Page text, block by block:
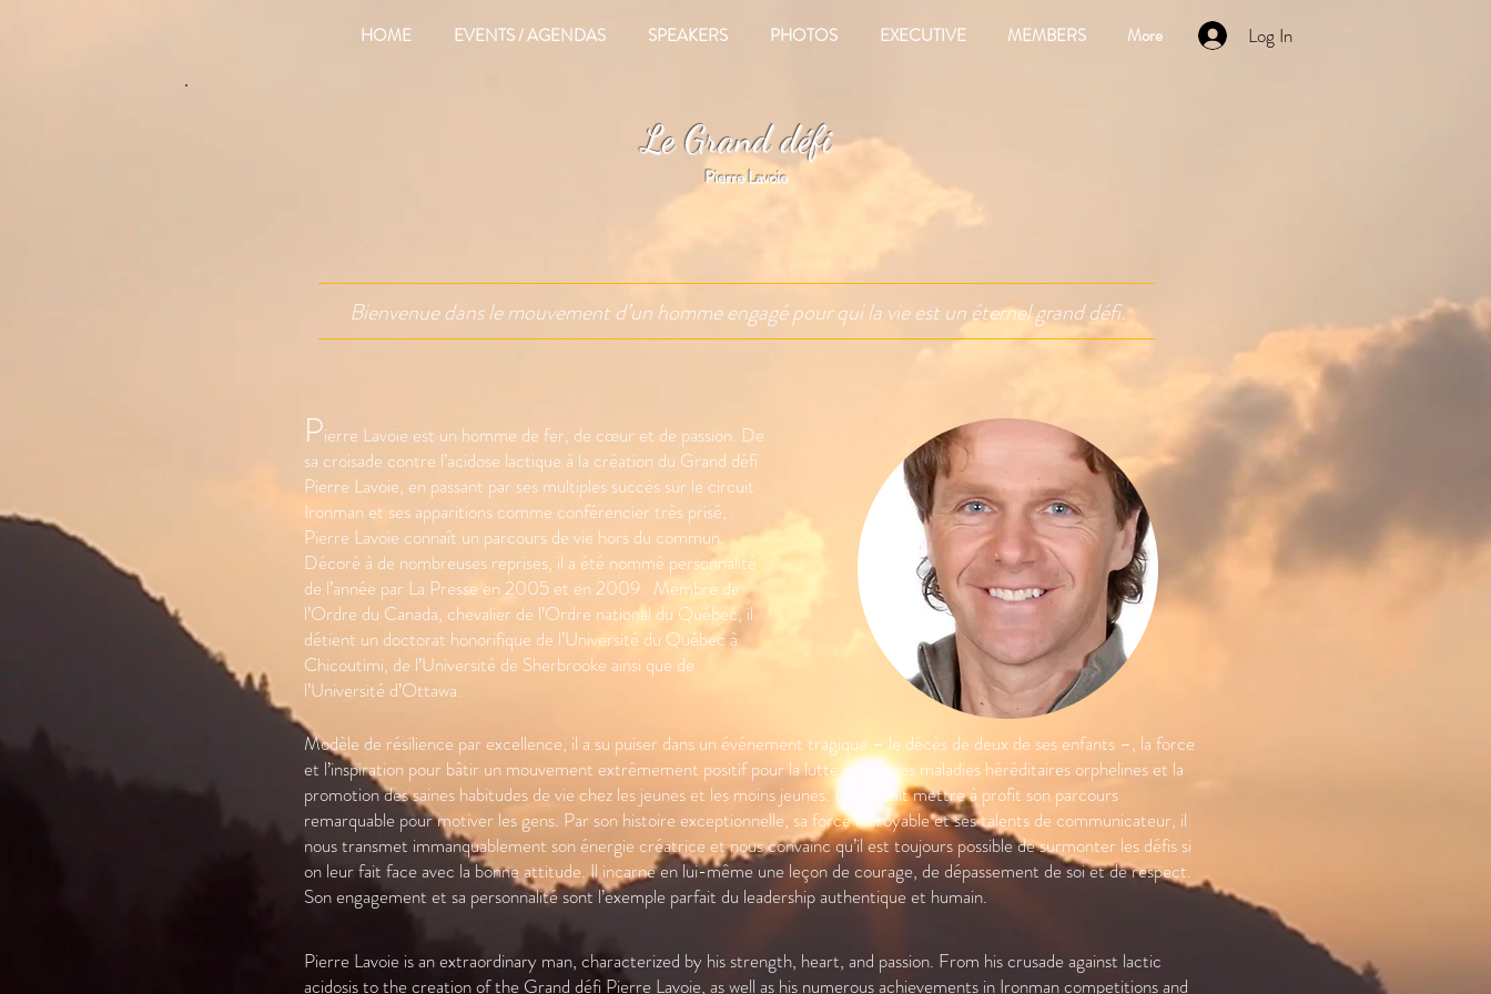
HOME EVENTS / AGENDAS SPEAKERS PHOTOS EXECUTIVE MEMBERS More Log In
Le Grand défi
Pierre Lavoie
Bienvenue dans le mouvement d’un homme engagé pour qui la vie est un éternel grand défi.
Pierre Lavoie est un homme de fer, de cœur et de passion. De
sa croisade contre l’acidose lactique à la création du Grand défi
Pierre Lavoie, en passant par ses multiples succès sur le circuit
Ironman et ses apparitions comme conférencier très prisé,
Pierre Lavoie connaît un parcours de vie hors du commun.
Décoré à de nombreuses reprises, il a été nommé personnalité
de l’année par La Presse en 2005 et en 2009. Membre de
l’Ordre du Canada, chevalier de l’Ordre national du Québec, il
détient un doctorat honorifique de l’Université du Québec à
Chicoutimi, de l’Université de Sherbrooke ainsi que de
l’Université d’Ottawa.
Modèle de résilience par excellence, il a su puiser dans un événement tragique – le décès de deux de ses enfants –, la force
et l’inspiration pour bâtir un mouvement extrêmement positif pour la lutte contre les maladies héréditaires orphelines et la
promotion des saines habitudes de vie chez les jeunes et les moins jeunes. Pierre sait mettre à profit son parcours
remarquable pour motiver les gens. Par son histoire exceptionnelle, sa force incroyable et ses talents de communicateur, il
nous transmet immanquablement son énergie créatrice et nous convainc qu’il est toujours possible de surmonter les défis si
on leur fait face avec la bonne attitude. Il incarne en lui-même une leçon de courage, de dépassement de soi et de respect.
Son engagement et sa personnalité sont l’exemple parfait du leadership authentique et humain.
Pierre Lavoie is an extraordinary man, characterized by his strength, heart, and passion. From his crusade against lactic
acidosis to the creation of the Grand défi Pierre Lavoie, as well as his numerous achievements in Ironman competitions and